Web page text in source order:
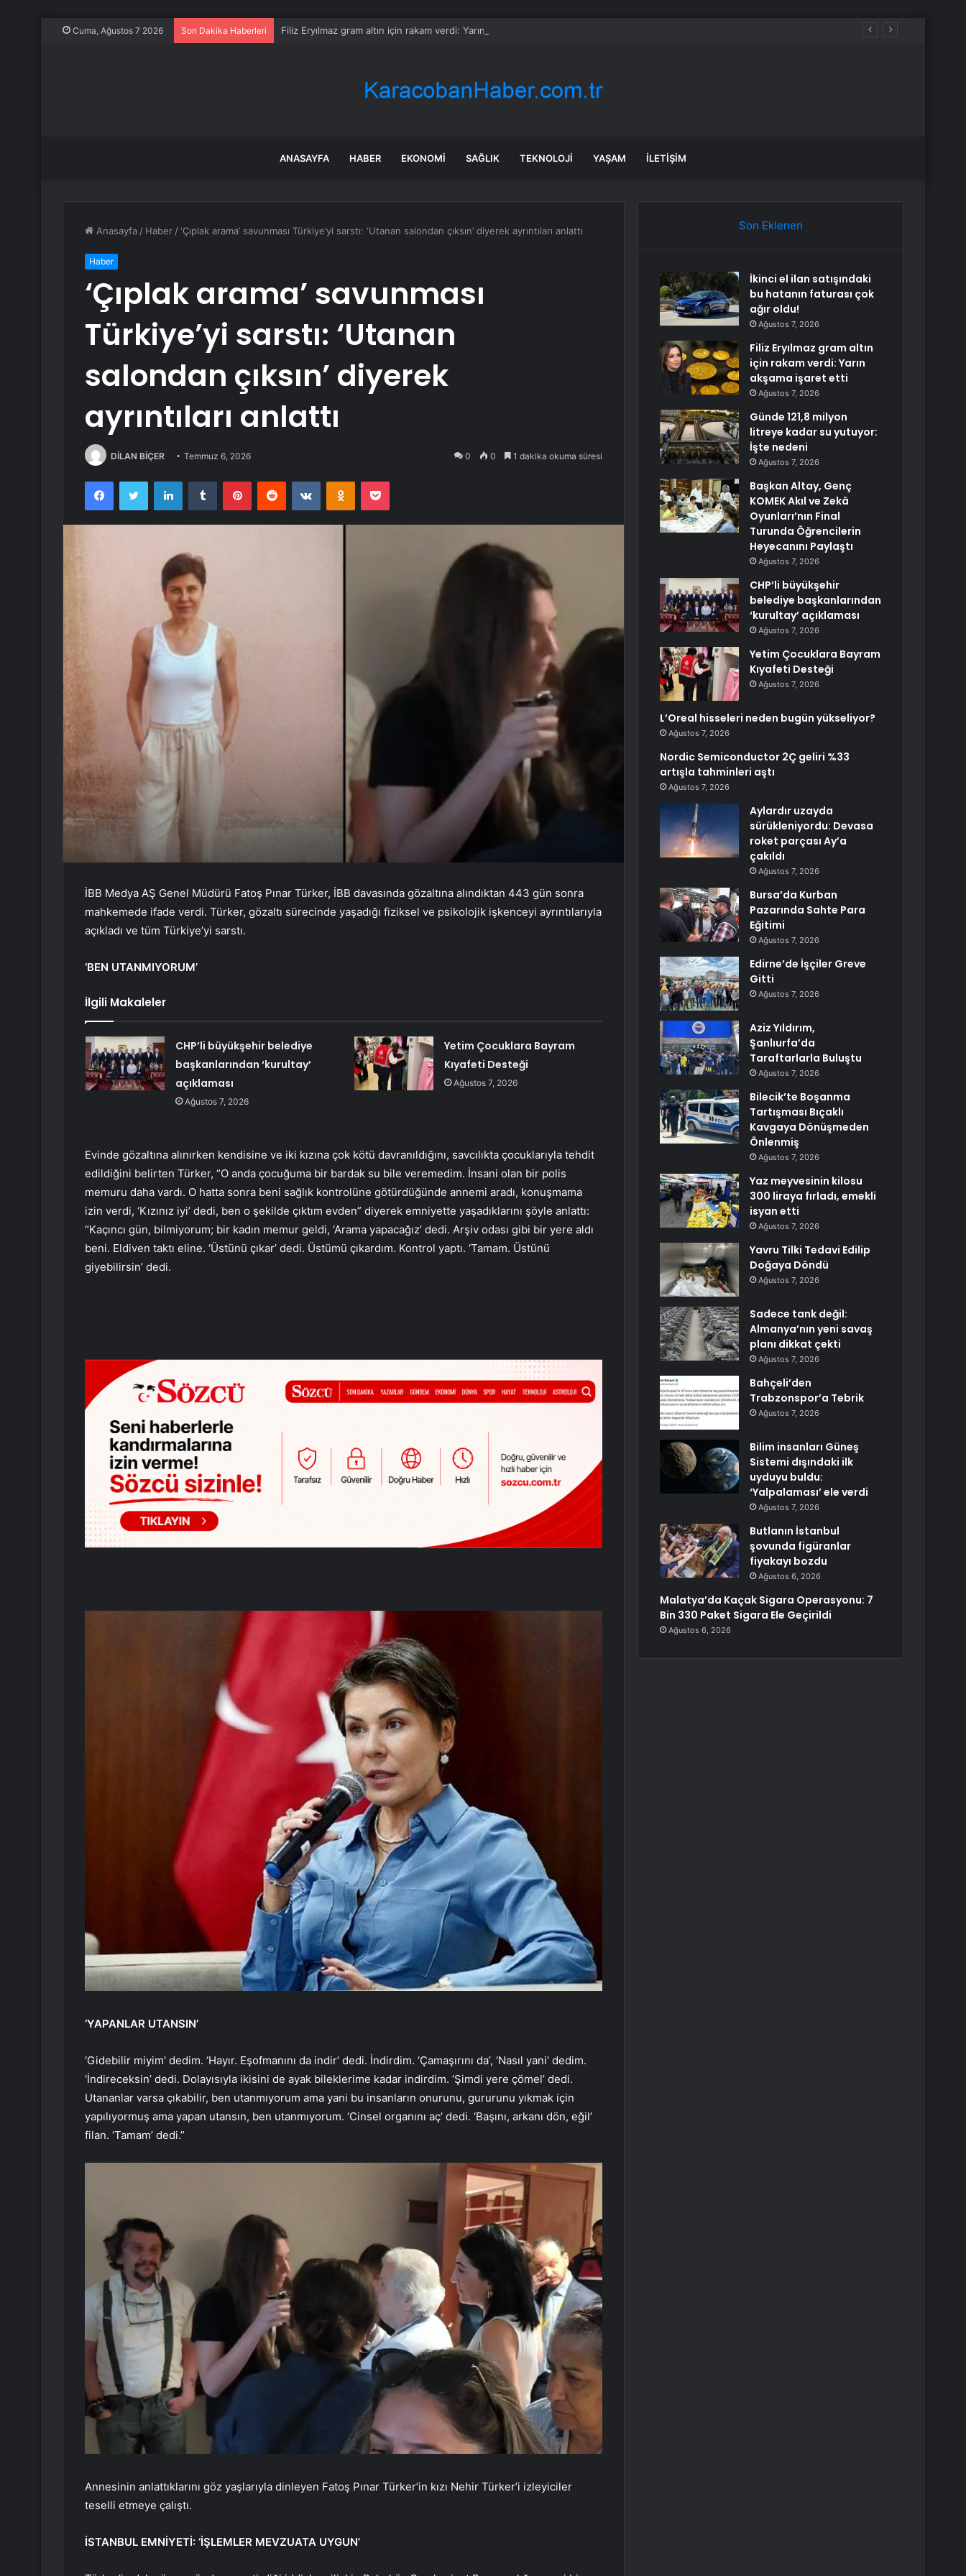
Cuma, Ağustos 7 2026 Son Dakika Haberleri Filiz Eryılmaz gram altın için rakam verdi: Yarın akşama işaret etti
ANASAYFA HABER EKONOMI SAĞLIK TEKNOLOJI YAŞAM İLETIŞIM
Anasayfa / Haber /‘Çıplak arama’ savunması Türkiye’yi sarstı: ‘Utanan salondan çıksın’ diyerek ayrıntıları anlattı
Haber
‘Çıplak arama’ savunması
Türkiye’yi sarstı: ‘Utanan
salondan çıksın’ diyerek
ayrıntıları anlattı
DİLAN BİÇER Temmuz 6, 2026 0 0 1 dakika okuma süresi
FacebookTwitter LinkedInTumblr PinterestReddit VKontakteOdnoklassniki
Pocket
İBB Medya AŞ Genel Müdürü Fatoş Pınar Türker, İBB davasında gözaltına alındıktan 443 gün sonra
mahkemede ifade verdi. Türker, gözaltı sürecinde yaşadığı fiziksel ve psikolojik işkenceyi ayrıntılarıyla
açıkladı ve tüm Türkiye’yi sarstı.
‘BEN UTANMIYORUM’
İlgili Makaleler
CHP’li büyükşehir belediye
başkanlarından ‘kurultay’
açıklaması
Ağustos 7, 2026
Yetim Çocuklara Bayram
Kıyafeti Desteği
Ağustos 7, 2026
Evinde gözaltına alınırken kendisine ve iki kızına çok kötü davranıldığını, savcılıkta çocuklarıyla tehdit
edildiğini belirten Türker, “O anda çocuğuma bir bardak su bile veremedim. İnsani olan bir polis
memuru daha vardı. O hatta sonra beni sağlık kontrolüne götürdüğünde annemi aradı, konuşmama
izin verdi, ‘Kızınız iyi’ dedi, ben o şekilde çıktım evden” diyerek emniyette yaşadıklarını şöyle anlattı:
“Kaçıncı gün, bilmiyorum; bir kadın memur geldi, ‘Arama yapacağız’ dedi. Arşiv odası gibi bir yere aldı
beni. Eldiven taktı eline. ‘Üstünü çıkar’ dedi. Üstümü çıkardım. Kontrol yaptı. ‘Tamam. Üstünü
giyebilirsin’ dedi.
‘YAPANLAR UTANSIN’
‘Gidebilir miyim’ dedim. ‘Hayır. Eşofmanını da indir’ dedi. İndirdim. ‘Çamaşırını da’, ‘Nasıl yani’ dedim.
‘İndireceksin’ dedi. Dolayısıyla ikisini de ayak bileklerime kadar indirdim. ‘Şimdi yere çömel’ dedi.
Utananlar varsa çıkabilir, ben utanmıyorum ama yani bu insanların onurunu, gururunu yıkmak için
yapılıyormuş ama yapan utansın, ben utanmıyorum. ‘Cinsel organını aç’ dedi. ‘Başını, arkanı dön, eğil’
filan. ‘Tamam’ dedi.”
Annesinin anlattıklarını göz yaşlarıyla dinleyen Fatoş Pınar Türker’in kızı Nehir Türker’i izleyiciler
teselli etmeye çalıştı.
İSTANBUL EMNİYETİ: ‘İŞLEMLER MEVZUATA UYGUN’
Son Eklenen
İkinci el ilan satışındaki
bu hatanın faturası çok
ağır oldu!
Ağustos 7, 2026
Filiz Eryılmaz gram altın
için rakam verdi: Yarın
akşama işaret etti
Ağustos 7, 2026
Günde 121,8 milyon
litreye kadar su yutuyor:
İşte nedeni
Ağustos 7, 2026
Başkan Altay, Genç
KOMEK Akıl ve Zekâ
Oyunları’nın Final
Turunda Öğrencilerin
Heyecanını Paylaştı
Ağustos 7, 2026
CHP’li büyükşehir
belediye başkanlarından
‘kurultay’ açıklaması
Ağustos 7, 2026
Yetim Çocuklara Bayram
Kıyafeti Desteği
Ağustos 7, 2026
L’Oreal hisseleri neden bugün yükseliyor?
Ağustos 7, 2026
Nordic Semiconductor 2Ç geliri %33
artışla tahminleri aştı
Ağustos 7, 2026
Aylardır uzayda
sürükleniyordu: Devasa
roket parçası Ay’a
çakıldı
Ağustos 7, 2026
Bursa’da Kurban
Pazarında Sahte Para
Eğitimi
Ağustos 7, 2026
Edirne’de İşçiler Greve
Gitti
Ağustos 7, 2026
Aziz Yıldırım,
Şanlıurfa’da
Taraftarlarla Buluştu
Ağustos 7, 2026
Bilecik’te Boşanma
Tartışması Bıçaklı
Kavgaya Dönüşmeden
Önlenmiş
Ağustos 7, 2026
Yaz meyvesinin kilosu
300 liraya fırladı, emekli
isyan etti
Ağustos 7, 2026
Yavru Tilki Tedavi Edilip
Doğaya Döndü
Ağustos 7, 2026
Sadece tank değil:
Almanya’nın yeni savaş
planı dikkat çekti
Ağustos 7, 2026
Bahçeli’den
Trabzonspor’a Tebrik
Ağustos 7, 2026
Bilim insanları Güneş
Sistemi dışındaki ilk
uyduyu buldu:
‘Yalpalaması’ ele verdi
Ağustos 7, 2026
Butlanın İstanbul
şovunda figüranlar
fiyakayı bozdu
Ağustos 6, 2026
Malatya’da Kaçak Sigara Operasyonu: 7
Bin 330 Paket Sigara Ele Geçirildi
Ağustos 6, 2026